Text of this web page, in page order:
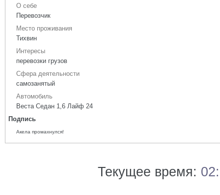
О себе
Перевозчик
Место проживания
Тихвин
Интересы
перевозки грузов
Сфера деятельности
самозанятый
Автомобиль
Веста Седан 1,6 Лайф 24
Подпись
Акела промахнулся!
Текущее время: